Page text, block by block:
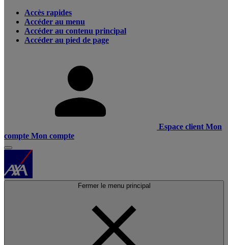
Accès rapides
Accéder au menu
Accéder au contenu principal
Accéder au pied de page
Espace client Mon
compte Mon compte
Fermer le menu principal